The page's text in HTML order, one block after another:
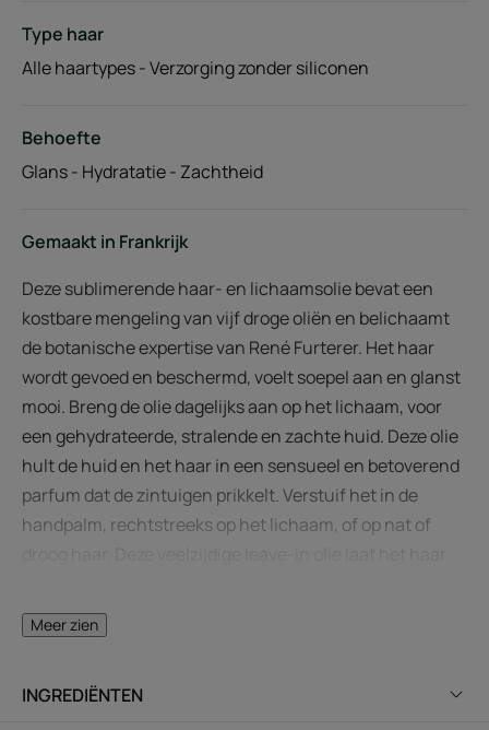
Type haar
Alle haartypes - Verzorging zonder siliconen
Behoefte
Glans - Hydratatie - Zachtheid
Gemaakt in Frankrijk
Deze sublimerende haar- en lichaamsolie bevat een
kostbare mengeling van vijf droge oliën en belichaamt
de botanische expertise van René Furterer. Het haar
wordt gevoed en beschermd, voelt soepel aan en glanst
mooi. Breng de olie dagelijks aan op het lichaam, voor
een gehydrateerde, stralende en zachte huid. Deze olie
hult de huid en het haar in een sensueel en betoverend
parfum dat de zintuigen prikkelt. Verstuif het in de
handpalm, rechtstreeks op het lichaam, of op nat of
kleverige textuur kan het hele jaar door worden
gebruikt.
Meer zien
INGREDIËNTEN